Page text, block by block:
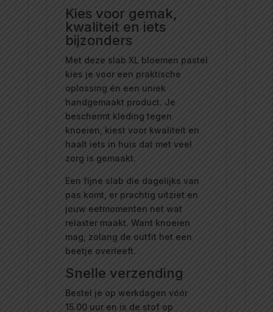
Kies voor gemak,
kwaliteit en iets
bijzonders
Met deze slab XL bloemen pastel
kies je voor een praktische
oplossing én een uniek
handgemaakt product. Je
beschermt kleding tegen
knoeien, kiest voor kwaliteit en
haalt iets in huis dat met veel
zorg is gemaakt.
Een fijne slab die dagelijks van
pas komt, er prachtig uitziet en
jouw eetmomenten net wat
relaxter maakt. Want knoeien
mag, zolang de outfit het een
beetje overleeft.
Snelle verzending
Bestel je op werkdagen vóór
15.00 uur en is de stof op